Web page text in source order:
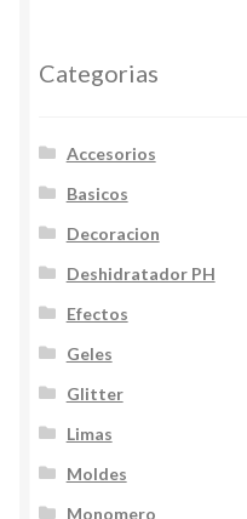
Categorias
Accesorios
Basicos
Decoracion
Deshidratador PH
Efectos
Geles
Glitter
Limas
Moldes
Monomero